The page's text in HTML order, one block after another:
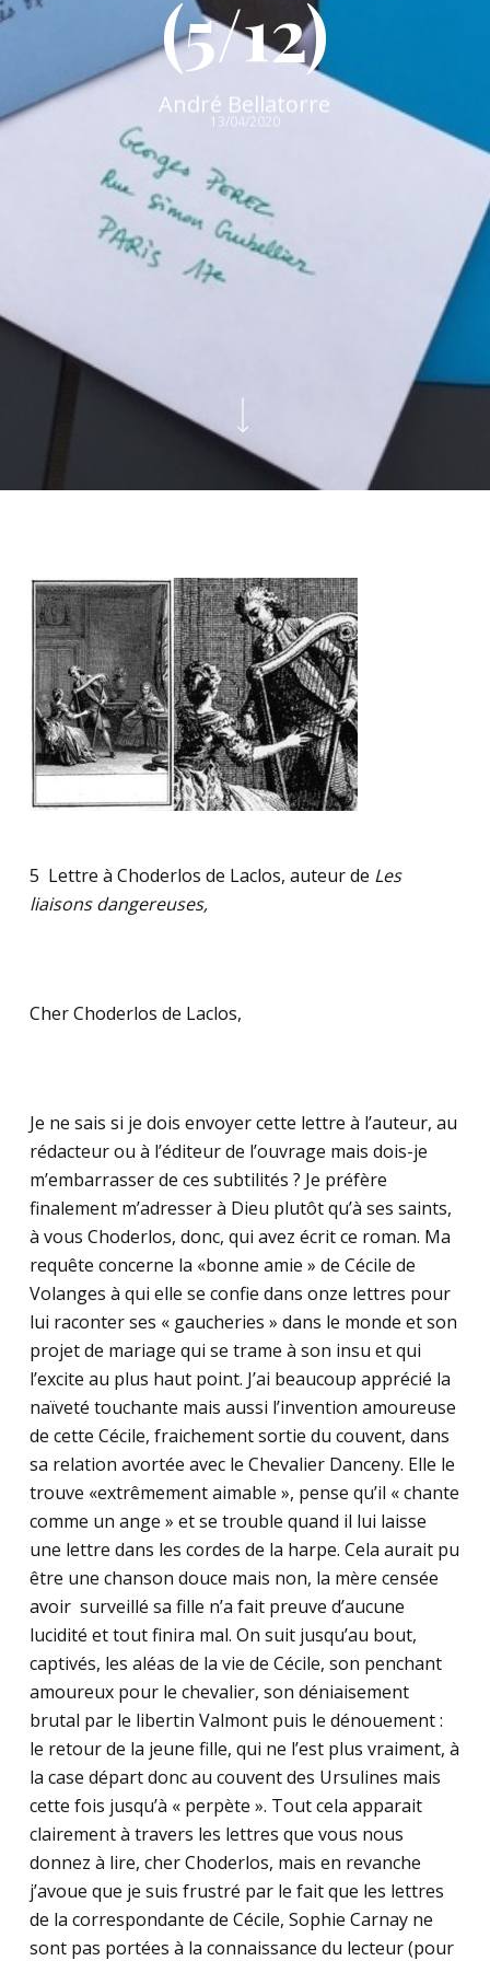
(5/12)
André Bellatorre
13/04/2020
5 Lettre à Choderlos de Laclos, auteur de Les
liaisons dangereuses,
Cher Choderlos de Laclos,
Je ne sais si je dois envoyer cette lettre à l’auteur, au
rédacteur ou à l’éditeur de l’ouvrage mais dois-je
m’embarrasser de ces subtilités ? Je préfère
finalement m’adresser à Dieu plutôt qu’à ses saints,
à vous Choderlos, donc, qui avez écrit ce roman. Ma
requête concerne la «bonne amie » de Cécile de
Volanges à qui elle se confie dans onze lettres pour
lui raconter ses « gaucheries » dans le monde et son
projet de mariage qui se trame à son insu et qui
l’excite au plus haut point. J’ai beaucoup apprécié la
naïveté touchante mais aussi l’invention amoureuse
de cette Cécile, fraichement sortie du couvent, dans
sa relation avortée avec le Chevalier Danceny. Elle le
trouve «extrêmement aimable », pense qu’il « chante
comme un ange » et se trouble quand il lui laisse
une lettre dans les cordes de la harpe. Cela aurait pu
être une chanson douce mais non, la mère censée
avoir surveillé sa fille n’a fait preuve d’aucune
lucidité et tout finira mal. On suit jusqu’au bout,
captivés, les aléas de la vie de Cécile, son penchant
amoureux pour le chevalier, son déniaisement
brutal par le libertin Valmont puis le dénouement :
le retour de la jeune fille, qui ne l’est plus vraiment, à
la case départ donc au couvent des Ursulines mais
cette fois jusqu’à « perpète ». Tout cela apparait
clairement à travers les lettres que vous nous
donnez à lire, cher Choderlos, mais en revanche
j’avoue que je suis frustré par le fait que les lettres
de la correspondante de Cécile, Sophie Carnay ne
sont pas portées à la connaissance du lecteur (pour